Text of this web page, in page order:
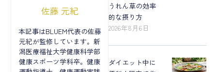
佐藤 元紀
本記事はBLUEM代表の佐藤
元紀が監修しています。新
潟医療福祉大学健康科学部
健康スポーツ学科卒。健康
うれん草の効率
的な摂り方
2026年8月6日
ダイエット中に